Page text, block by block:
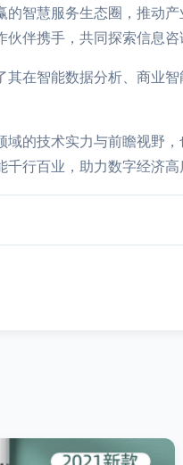
智慧服务生态圈，推动
伴携手，共同探索信息咨
在智能数据分析、商业
的技术实力与前瞻视野
行百业，助力数字经济高